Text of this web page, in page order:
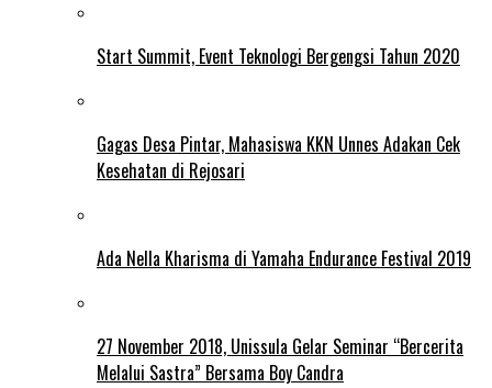
Start Summit, Event Teknologi Bergengsi Tahun 2020
Gagas Desa Pintar, Mahasiswa KKN Unnes Adakan Cek
Kesehatan di Rejosari
Ada Nella Kharisma di Yamaha Endurance Festival 2019
27 November 2018, Unissula Gelar Seminar “Bercerita
Melalui Sastra” Bersama Boy Candra